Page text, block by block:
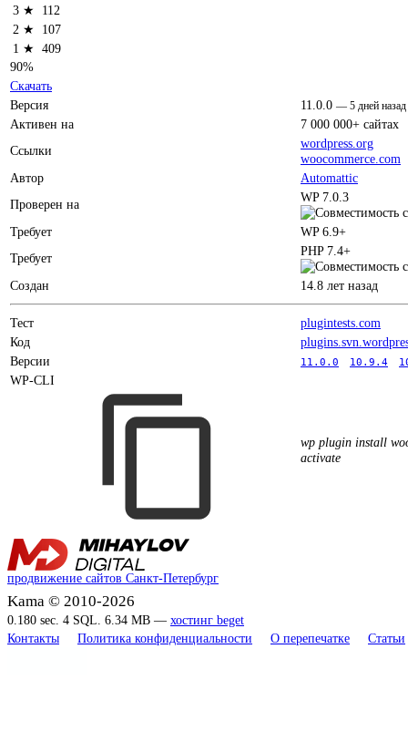
3 ★
112
2 ★
107
1 ★ 409
90%
Скачать
Версия
11.0.0 — 5 дней назад
Активен на
7 000 000+ сайтах
Ссылки
wordpress.org
woocommerce.com
Автор
Automattic
Проверен на
WP 7.0.3
Требует
WP 6.9+
Требует
PHP 7.4+
Создан 14.8 лет назад
Тест
plugintests.com
Код
Версии
11.0.0 10.9.4
WP-CLI
wp plugin install
activate
продвижение сайтов Санкт-Петербург
Kama © 2010-2026
0.180 sec. 4 SQL. 6.34 MB — хостинг beget
Контакты
Политика конфиденциальности О перепечатке Статьи